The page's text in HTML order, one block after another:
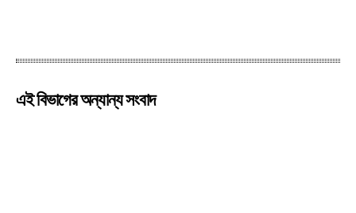
এই বিভাগের অন্যান্য সংবাদ